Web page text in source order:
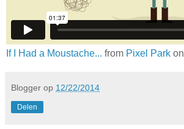
If I Had a Moustache... from Pixel Park on
Blogger op 12/22/2014
Delen